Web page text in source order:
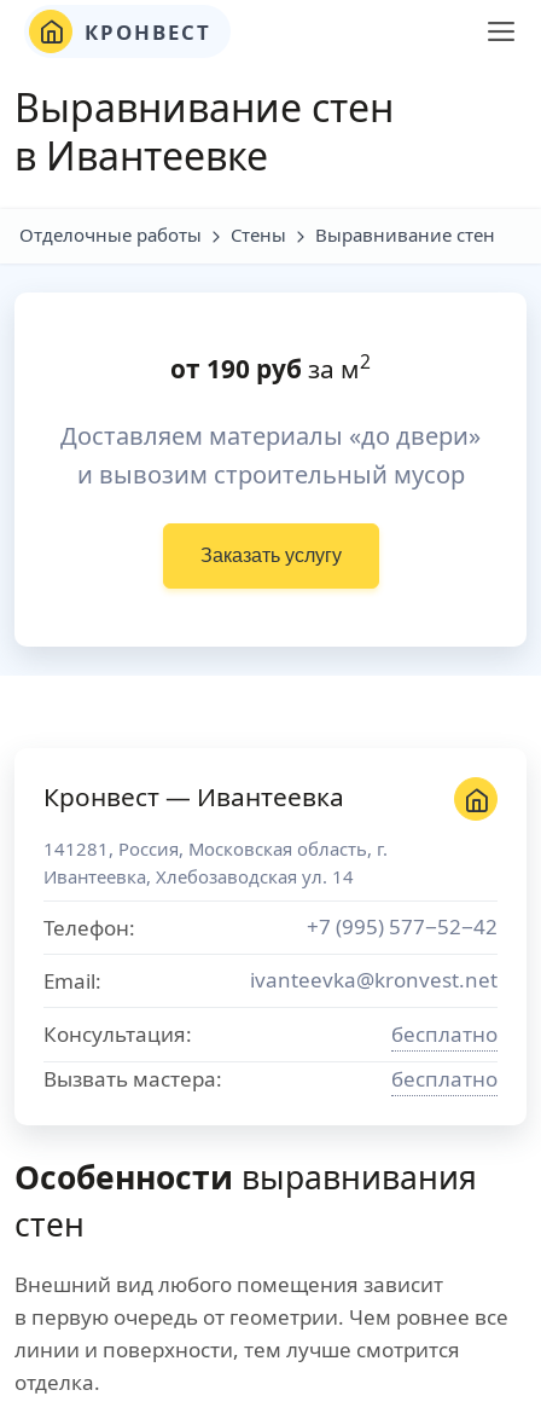
КРОНВЕСТ
Выравнивание стен
в Ивантеевке
Отделочные работы Стены Выравнивание стен
от 190 руб за м2
Доставляем материалы «до двери»
и вывозим строительный мусор
Заказать услугу
Особенности выравнивания
стен
Внешний вид любого помещения зависит
в первую очередь от геометрии. Чем ровнее все
линии и поверхности, тем лучше смотрится
отделка.
Кронвест — Ивантеевка
141281 , Россия, Московская область, г.
Ивантеевка, Хлебозаводская ул. 14
Телефон:
+7 (995) 577−52−42
Email:
ivanteevka@kronvest.net
Консультация:
бесплатно
Вызвать мастера:
бесплатно